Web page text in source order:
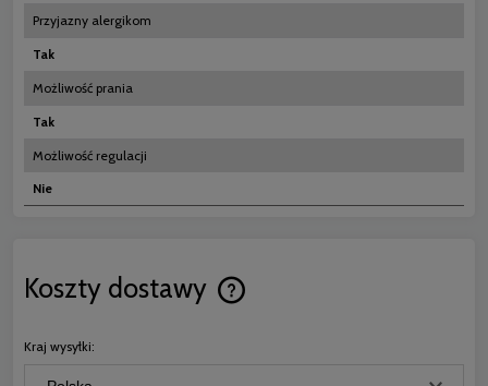
Przyjazny alergikom
Tak
Możliwość prania
Tak
Możliwość regulacji
Nie
Koszty dostawy
Cena nie zawiera ewentualnych
Kraj wysyłki: